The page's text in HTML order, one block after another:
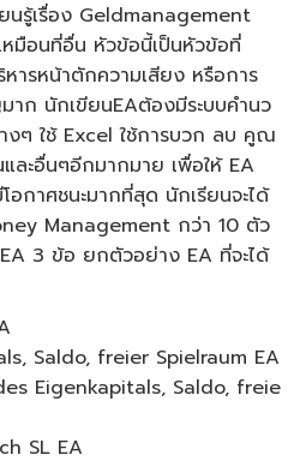
นรู้เรื่อง Geldmanagement
หมือนที่อื่น หัวข้อนี้เป็นหัวข้อที่
ารหน้าตักความเสียง หรือการ
าก นักเขียนEAต้องมีระบบคำนว
ๆ ใช้ Excel ใช้การบวก ลบ คูณ
และอื่นๆอีกมากมาย เพื่อให้ EA
อกาศชนะมากที่สุด นักเรียนจะได้
Management กว่า 10 ตัว
3 ข้อ ยกตัวอย่าง EA ที่จะได้
Saldo, freier Spielraum EA
Eigenkapitals, Saldo, freie
SL EA